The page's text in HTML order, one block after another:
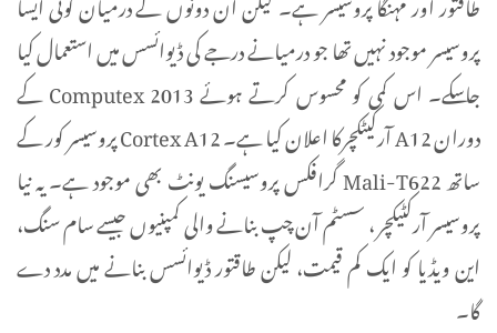
پروسیسر موجود نہیں تھا جو درمیانے درجے کی ڈیوائسس میں استعمال کیا
جاسکے۔ اس کمی کو محسوس کرتے ہوئے Computex 2013 کے
دوران A12 آرکیٹکچرکا اعلان کیا ہے۔ Cortex A12 پروسیسر کور کے
ساتھ Mali-T622 گرافکس پروسیسنگ یونٹ بھی موجود ہے۔ یہ نیا
پروسیسر آرکٹیکچر ، سسٹم آن چپ بنانے والی کمپنیوں جیسے سام سنگ،
این ویڈیا کو ایک کم قیمت، لیکن طاقتور ڈیوائسس بنانے میں مدد دے
گا۔